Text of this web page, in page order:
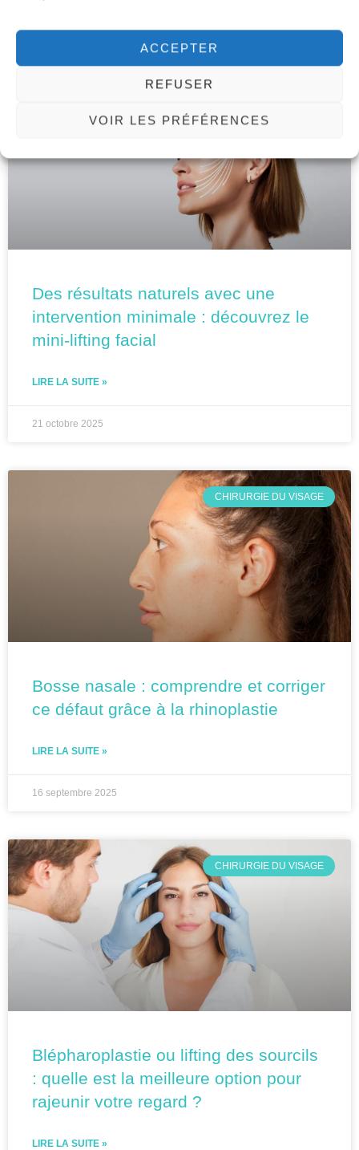
ACCEPTER
REFUSER
VOIR LES PRÉFÉRENCES
30 octobre 2025
Des résultats naturels avec une
intervention minimale : découvrez le
mini-lifting facial
LIRE LA SUITE »
21 octobre 2025
CHIRURGIE DU VISAGE
Bosse nasale : comprendre et corriger
ce défaut grâce à la rhinoplastie
LIRE LA SUITE »
16 septembre 2025
CHIRURGIE DU VISAGE
Blépharoplastie ou lifting des sourcils
: quelle est la meilleure option pour
rajeunir votre regard ?
LIRE LA SUITE »